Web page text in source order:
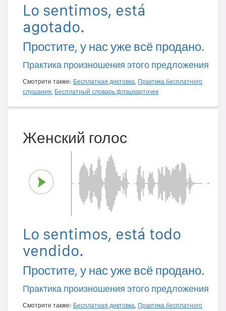
Lo sentimos, está
agotado.
Простите, у нас уже всё продано.
Практика произношения этого предложения
Смотрите также: Бесплатная диктовка, Практика бесплатного
слушания, Бесплатный словарь флэшкарточек
Женский голос
Lo sentimos, está todo
vendido.
Простите, у нас уже всё продано.
Практика произношения этого предложения
Смотрите также: Бесплатная диктовка, Практика бесплатного